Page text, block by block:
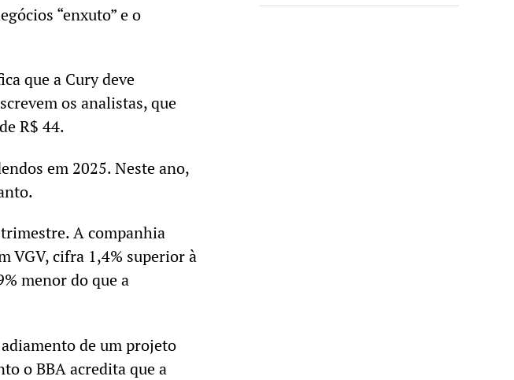
“enxuto” e o
que a Cury deve
os analistas, que
R$ 44.
em 2025. Neste ano,
A companhia
VGV, cifra 1,4% superior à
menor do que a
de um projeto
o BBA acredita que a